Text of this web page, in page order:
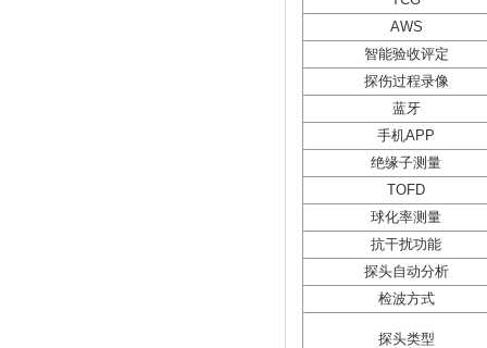
AWS
智能验收评定
探伤过程录像
蓝牙
手机APP
绝缘子测量
TOFD
球化率测量
抗干扰功能
探头自动分析
检波方式
探头类型